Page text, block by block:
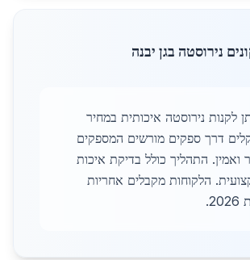
נירוסטה בגן יבנה
לקנות נירוסטה איכותית במחיר
שקלים דרך ספקים מורשים המספקים
ואמין. התהליך כולל בדיקת איכות
הלקוחות מקבלים אחריות